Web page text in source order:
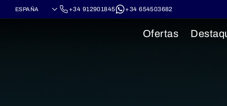
+34 912901845 +34 654503682
Ofertas